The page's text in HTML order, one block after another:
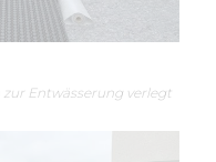
Entwässerung verlegt